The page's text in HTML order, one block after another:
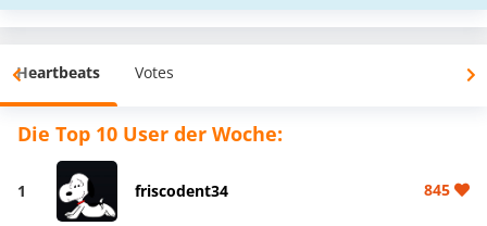
Heartbeats Votes
Die Top 10 User der Woche:
1 friscodent34 845